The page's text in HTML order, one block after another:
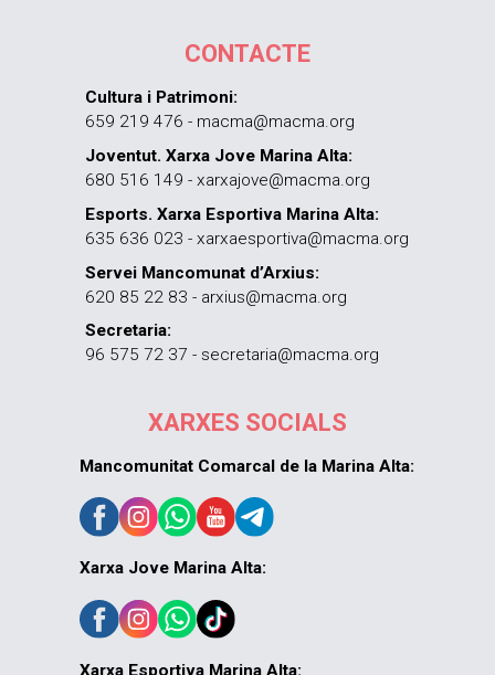
CONTACTE
Cultura i Patrimoni:
659 219 476 - macma@macma.org
Joventut. Xarxa Jove Marina Alta:
680 516 149 - xarxajove@macma.org
Esports. Xarxa Esportiva Marina Alta:
635 636 023 - xarxaesportiva@macma.org
Servei Mancomunat d’Arxius:
620 85 22 83 - arxius@macma.org
Secretaria:
96 575 72 37 - secretaria@macma.org
XARXES SOCIALS
Mancomunitat Comarcal de la Marina Alta:
Xarxa Jove Marina Alta:
Xarxa Esportiva Marina Alta: